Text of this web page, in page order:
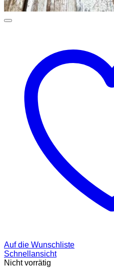
Auf die Wunschliste
Schnellansicht
Nicht vorrätig